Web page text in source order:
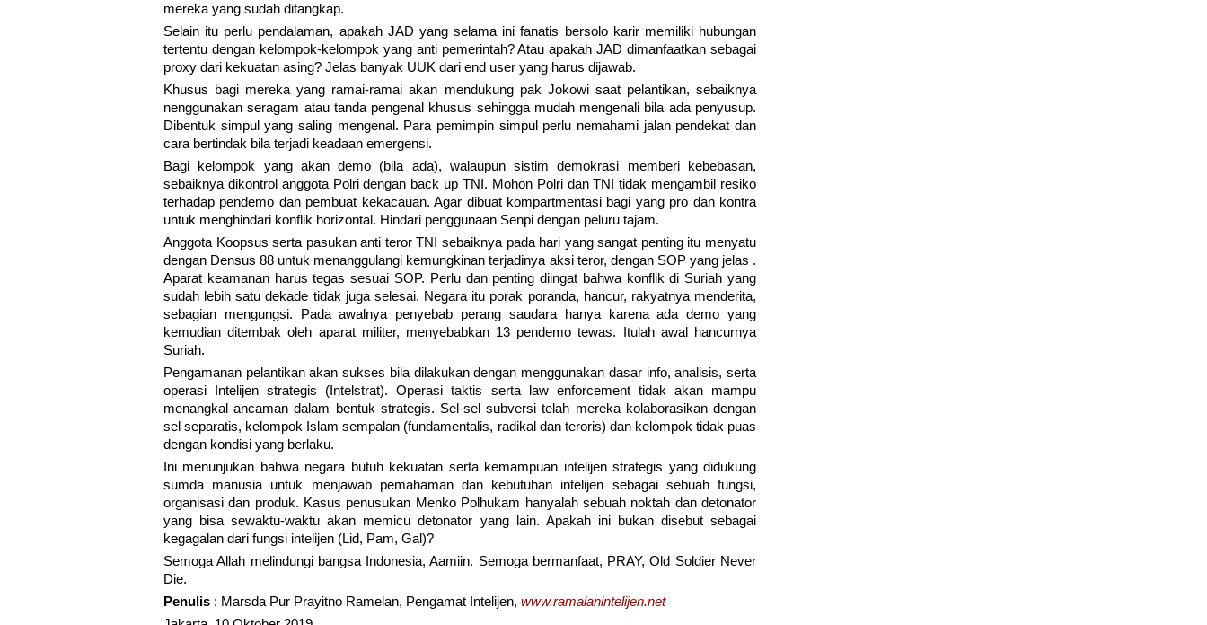
mereka yang sudah ditangkap.
Selain itu perlu pendalaman, apakah JAD yang selama ini fanatis bersolo karir memiliki hubungan
tertentu dengan kelompok-kelompok yang anti pemerintah? Atau apakah JAD dimanfaatkan sebagai
proxy dari kekuatan asing? Jelas banyak UUK dari end user yang harus dijawab.
Khusus bagi mereka yang ramai-ramai akan mendukung pak Jokowi saat pelantikan, sebaiknya
nenggunakan seragam atau tanda pengenal khusus sehingga mudah mengenali bila ada penyusup.
Dibentuk simpul yang saling mengenal. Para pemimpin simpul perlu nemahami jalan pendekat dan
cara bertindak bila terjadi keadaan emergensi.
Bagi kelompok yang akan demo (bila ada), walaupun sistim demokrasi memberi kebebasan,
sebaiknya dikontrol anggota Polri dengan back up TNI. Mohon Polri dan TNI tidak mengambil resiko
terhadap pendemo dan pembuat kekacauan. Agar dibuat kompartmentasi bagi yang pro dan kontra
untuk menghindari konflik horizontal. Hindari penggunaan Senpi dengan peluru tajam.
Anggota Koopsus serta pasukan anti teror TNI sebaiknya pada hari yang sangat penting itu menyatu
dengan Densus 88 untuk menanggulangi kemungkinan terjadinya aksi teror, dengan SOP yang jelas .
Aparat keamanan harus tegas sesuai SOP. Perlu dan penting diingat bahwa konflik di Suriah yang
sudah lebih satu dekade tidak juga selesai. Negara itu porak poranda, hancur, rakyatnya menderita,
sebagian mengungsi. Pada awalnya penyebab perang saudara hanya karena ada demo yang
kemudian ditembak oleh aparat militer, menyebabkan 13 pendemo tewas. Itulah awal hancurnya
Suriah.
Pengamanan pelantikan akan sukses bila dilakukan dengan menggunakan dasar info, analisis, serta
operasi Intelijen strategis (Intelstrat). Operasi taktis serta law enforcement tidak akan mampu
menangkal ancaman dalam bentuk strategis. Sel-sel subversi telah mereka kolaborasikan dengan
sel separatis, kelompok Islam sempalan (fundamentalis, radikal dan teroris) dan kelompok tidak puas
dengan kondisi yang berlaku.
Ini menunjukan bahwa negara butuh kekuatan serta kemampuan intelijen strategis yang didukung
sumda manusia untuk menjawab pemahaman dan kebutuhan intelijen sebagai sebuah fungsi,
organisasi dan produk. Kasus penusukan Menko Polhukam hanyalah sebuah noktah dan detonator
yang bisa sewaktu-waktu akan memicu detonator yang lain. Apakah ini bukan disebut sebagai
kegagalan dari fungsi intelijen (Lid, Pam, Gal)?
Semoga Allah melindungi bangsa Indonesia, Aamiin. Semoga bermanfaat, PRAY, Old Soldier Never
Die.
Penulis : Marsda Pur Prayitno Ramelan, Pengamat Intelijen, www.ramalanintelijen.net